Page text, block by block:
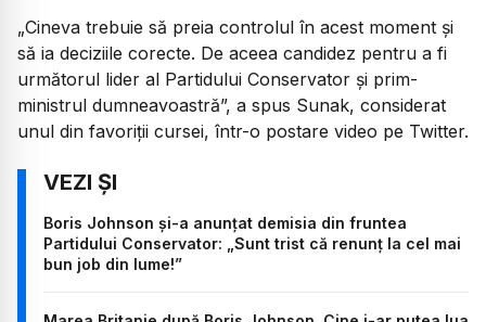
„Cineva trebuie să preia controlul în acest moment şi
să ia deciziile corecte. De aceea candidez pentru a fi
următorul lider al Partidului Conservator şi prim-
ministrul dumneavoastră”, a spus Sunak, considerat
unul din favoriţii cursei, într-o postare video pe Twitter.
Boris Johnson și-a anunțat demisia din fruntea
Partidului Conservator: „Sunt trist că renunț la cel mai
bun job din lume!”